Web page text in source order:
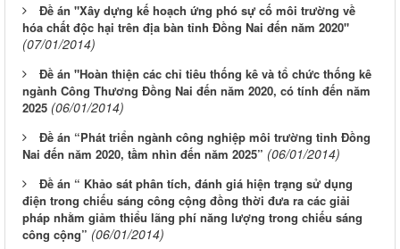
Đề án "Xây dựng kế hoạch ứng phó sự cố môi trường về
hóa chất độc hại trên địa bàn tỉnh Đồng Nai đến năm 2020"
(07/01/2014)
Đề án "Hoàn thiện các chỉ tiêu thống kê và tổ chức thống kê
ngành Công Thương Đồng Nai đến năm 2020, có tính đến năm
2025 (06/01/2014)
Đề án “Phát triển ngành công nghiệp môi trường tỉnh Đồng
Nai đến năm 2020, tầm nhìn đến năm 2025” (06/01/2014)
Đề án “ Khảo sát phân tích, đánh giá hiện trạng sử dụng
điện trong chiếu sáng công cộng đồng thời đưa ra các giải
pháp nhằm giảm thiểu lãng phí năng lượng trong chiếu sáng
công cộng” (06/01/2014)